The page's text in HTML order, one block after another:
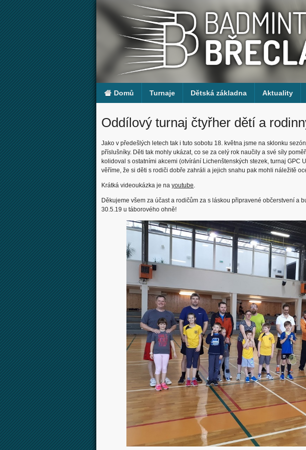
Domů Turnaje Dětská základna Aktuality
Oddílový turnaj čtyřher dětí a
Jako v předešlých letech tak i tuto sobotu 18. května jsme na sklonku
příslušníky. Děti tak mohly ukázat, co se za celý rok naučily a své síly
kolidoval s ostatními akcemi (otvírání Lichenštenských stezek, turnaj GPC
věříme, že si děti s rodiči dobře zahráli a jejich snahu pak mohli náležitě
Krátká videoukázka je na youtube.
Děkujeme všem za účast a rodičům za s láskou připravené občerstvení a
30.5.19 u táborového ohně!